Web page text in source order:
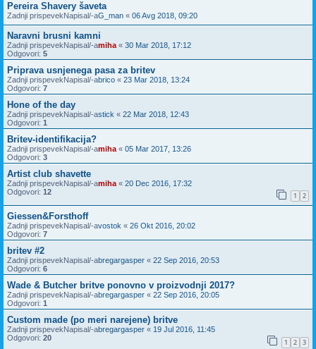
Pereira Shavery šaveta
Zadnji prispevekNapisal/-aG_man « 06 Avg 2018, 09:20
Naravni brusni kamni
Zadnji prispevekNapisal/-amiha « 30 Mar 2018, 17:12
Odgovori: 5
Priprava usnjenega pasa za britev
Zadnji prispevekNapisal/-abrico « 23 Mar 2018, 13:24
Odgovori: 7
Hone of the day
Zadnji prispevekNapisal/-astick « 22 Mar 2018, 12:43
Odgovori: 1
Britev-identifikacija?
Zadnji prispevekNapisal/-amiha « 05 Mar 2017, 13:26
Odgovori: 3
Artist club shavette
Zadnji prispevekNapisal/-amiha « 20 Dec 2016, 17:32
Odgovori: 12 1 2
Giessen&Forsthoff
Zadnji prispevekNapisal/-avostok « 26 Okt 2016, 20:02
Odgovori: 7
britev #2
Zadnji prispevekNapisal/-abregargasper « 22 Sep 2016, 20:53
Odgovori: 6
Wade & Butcher britve ponovno v proizvodnji 2017?
Zadnji prispevekNapisal/-abregargasper « 22 Sep 2016, 20:05
Odgovori: 1
Custom made (po meri narejene) britve
Zadnji prispevekNapisal/-abregargasper « 19 Jul 2016, 11:45
Odgovori: 20 1 2 3